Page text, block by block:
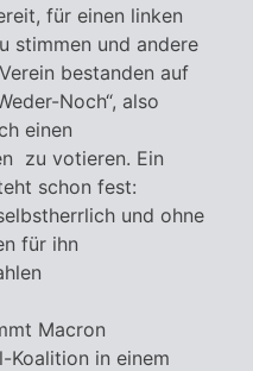
für einen linken
stimmen und andere
bestanden auf
Noch“, also
einen
zu votieren. Ein
schon fest:
und ohne
für ihn
Macron
Koalition in einem